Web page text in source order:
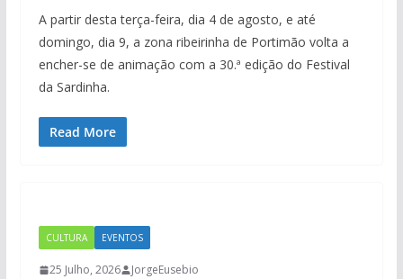
A partir desta terça-feira, dia 4 de agosto, e até
domingo, dia 9, a zona ribeirinha de Portimão volta a
encher-se de animação com a 30.ª edição do Festival
da Sardinha.
Read More
CULTURA EVENTOS
25 Julho, 2026
JorgeEusebio